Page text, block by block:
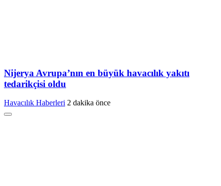
Nijerya Avrupa’nın en büyük havacılık yakıtı
tedarikçisi oldu
Havacılık Haberleri 2 dakika önce